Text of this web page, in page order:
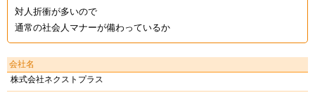
対人折衝が多いので
通常の社会人マナーが備わっているか
会社名
株式会社ネクストプラス